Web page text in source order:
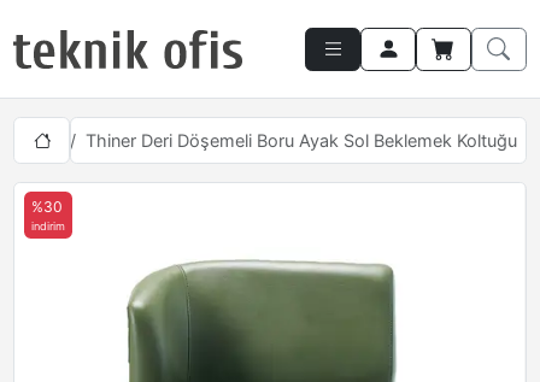
Thiner Deri Döşemeli Boru Ayak Sol Beklemek Koltuğu
%30
indirim